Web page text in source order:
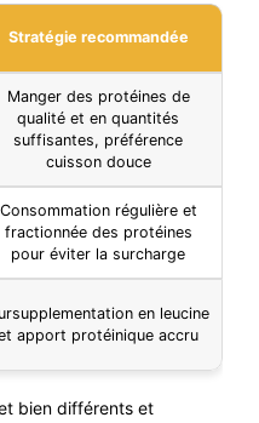
Stratégie recommandée
Manger des protéines de
qualité et en quantités
suffisantes, préférence
cuisson douce
Consommation régulière et
fractionnée des protéines
pour éviter la surcharge
en leucine
apport protéinique accru
bien différents et